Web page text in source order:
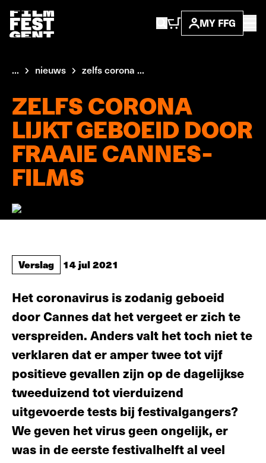
MY FFG
... nieuws zelfs corona ...
ZELFS CORONA
LIJKT GEBOEID DOOR
FRAAIE CANNES-
FILMS
Verslag 14 jul 2021
Het coronavirus is zodanig geboeid
door Cannes dat het vergeet er zich te
verspreiden. Anders valt het toch niet te
verklaren dat er amper twee tot vijf
positieve gevallen zijn op de dagelijkse
tweeduizend tot vierduizend
uitgevoerde tests bij festivalgangers?
We geven het virus geen ongelijk, er
was in de eerste festivalhelft al veel